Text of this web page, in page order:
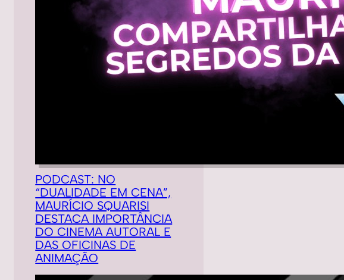
PODCAST: NO
“DUALIDADE EM CENA”,
MAURÍCIO SQUARISI
DESTACA IMPORTÂNCIA
DO CINEMA AUTORAL E
DAS OFICINAS DE
ANIMAÇÃO